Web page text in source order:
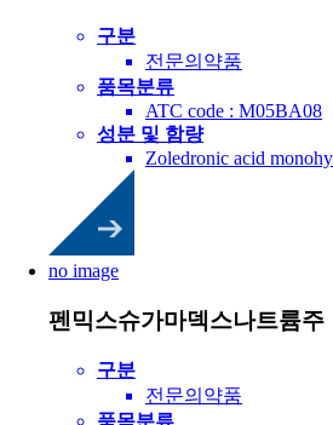
구분
전문의약품
품목분류
ATC code : M05BA08
성분 및 함량
Zoledronic acid
no image
펜믹스슈가마덱스나트륨주
구분
전문의약품